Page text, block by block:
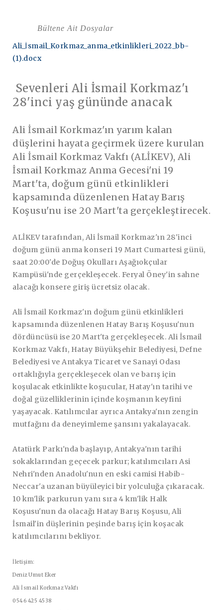
Bültene Ait Dosyalar
Ali_İsmail_Korkmaz_anma_etkinlikleri_2022_bb-
(1).docx
Sevenleri Ali İsmail Korkmaz'ı
28'inci yaş gününde anacak
Ali İsmail Korkmaz'ın yarım kalan
düşlerini hayata geçirmek üzere kurulan
Ali İsmail Korkmaz Vakfı (ALİKEV), Ali
İsmail Korkmaz Anma Gecesi'ni 19
Mart'ta, doğum günü etkinlikleri
kapsamında düzenlenen Hatay Barış
Koşusu'nu ise 20 Mart'ta gerçekleştirecek.
ALİKEV tarafından, Ali İsmail Korkmaz'ın 28'inci
doğum günü anma konseri 19 Mart Cumartesi günü,
saat 20:00'de Doğuş Okulları Aşağıokçular
Kampüsü'nde gerçekleşecek. Feryal Öney'in sahne
alacağı konsere giriş ücretsiz olacak.
Ali İsmail Korkmaz'ın doğum günü etkinlikleri
kapsamında düzenlenen Hatay Barış Koşusu'nun
dördüncüsü ise 20 Mart'ta gerçekleşecek. Ali İsmail
Korkmaz Vakfı, Hatay Büyükşehir Belediyesi, Defne
Belediyesi ve Antakya Ticaret ve Sanayi Odası
ortaklığıyla gerçekleşecek olan ve barış için
koşulacak etkinlikte koşucular, Hatay'ın tarihi ve
doğal güzelliklerinin içinde koşmanın keyfini
yaşayacak. Katılımcılar ayrıca Antakya'nın zengin
mutfağını da deneyimleme şansını yakalayacak.
Atatürk Parkı'nda başlayıp, Antakya'nın tarihi
sokaklarından geçecek parkur; katılımcıları Asi
Nehri'nden Anadolu'nun en eski camisi Habib-
Neccar'a uzanan büyüleyici bir yolculuğa çıkaracak.
10 km'lik parkurun yanı sıra 4 km'lik Halk
Koşusu'nun da olacağı Hatay Barış Koşusu, Ali
İsmail'in düşlerinin peşinde barış için koşacak
katılımcılarını bekliyor.
İletişim:
Deniz Umut Eker
Ali İsmail Korkmaz Vakfı
0546 425 4538